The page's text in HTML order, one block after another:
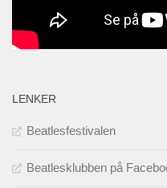
LENKER
Beatlesfestivalen
Beatlesklubben på